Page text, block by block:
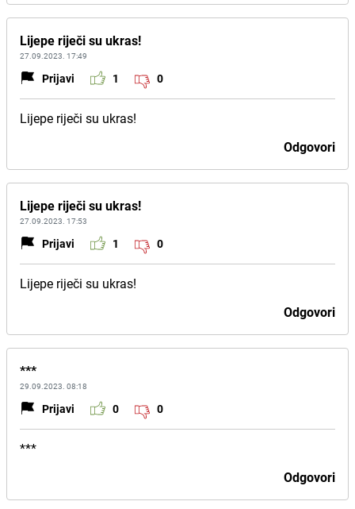
Lijepe riječi su ukras!
27.09.2023. 17:49
Prijavi 1 0
Lijepe riječi su ukras!
Odgovori
Lijepe riječi su ukras!
27.09.2023. 17:53
Prijavi 1 0
Lijepe riječi su ukras!
Odgovori
***
29.09.2023. 08:18
Prijavi 0 0
***
Odgovori